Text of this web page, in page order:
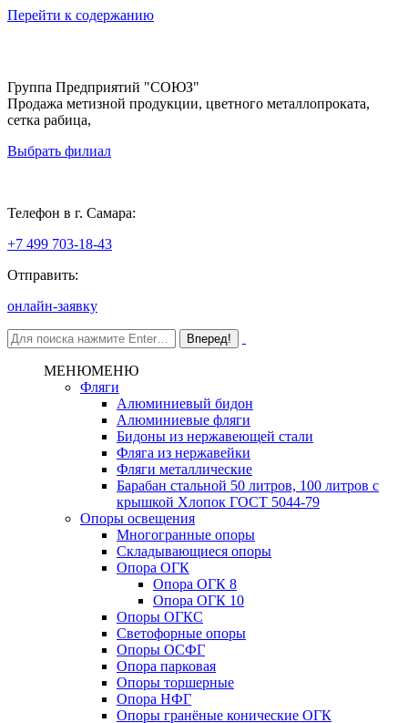
Перейти к содержанию
Группа Предприятий "СОЮЗ"
Продажа метизной продукции, цветного металлопроката,
сетка рабица,
Выбрать филиал
Телефон в г. Самара:
+7 499 703-18-43
Отправить:
онлайн-заявку
МЕНЮМЕНЮ
Фляги
Алюминиевый бидон
Алюминиевые фляги
Бидоны из нержавеющей стали
Фляга из нержавейки
Фляги металлические
Барабан стальной 50 литров, 100 литров с
крышкой Хлопок ГОСТ 5044-79
Опоры освещения
Многогранные опоры
Складывающиеся опоры
Опора ОГК
Опора ОГК 8
Опора ОГК 10
Опоры ОГКС
Светофорные опоры
Опоры ОСФГ
Опора парковая
Опоры торшерные
Опора НФГ
Опоры гранёные конические ОГК